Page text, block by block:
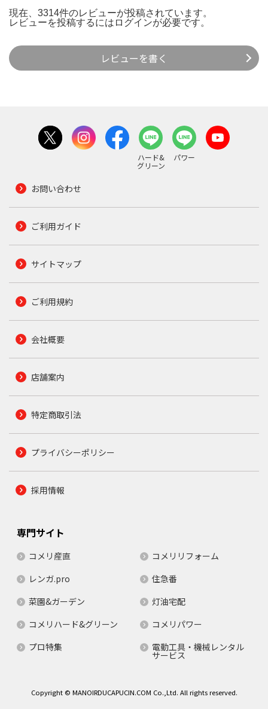
現在、3314件のレビューが投稿されています。
レビューを投稿するには ログインが必要です。
レビューを書く
ハード&
グリーン
パワー
お問い合わせ
ご利用ガイド
サイトマップ
ご利用規約
会社概要
店舗案内
特定商取引法
プライバシーポリシー
採用情報
専門サイト
コメリ産直
コメリリフォーム
レンガ.pro
住急番
菜園&ガーデン
灯油宅配
コメリハード&グリーン
コメリパワー
プロ特集
電動工具・機械レンタル
サービス
Copyright © MANOIRDUCAPUCIN.COM Co.,Ltd. All rights reserved.